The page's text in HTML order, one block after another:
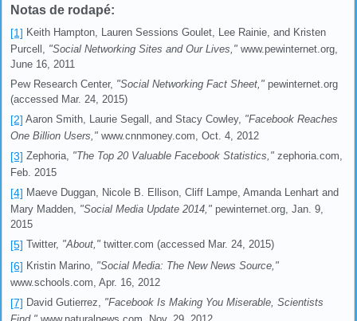
Notas de rodapé:
[1] Keith Hampton, Lauren Sessions Goulet, Lee Rainie, and Kristen
Purcell,
"Social Networking Sites and Our Lives," www.pewinternet.org,
June 16, 2011
Pew Research Center, "Social Networking Fact Sheet," pewinternet.org
(accessed Mar. 24, 2015)
[2] Aaron Smith, Laurie Segall, and Stacy Cowley, "Facebook Reaches
One Billion Users," www.cnnmoney.com, Oct. 4, 2012
[3] Zephoria, "The Top 20 Valuable Facebook Statistics," zephoria.com,
Feb. 2015
[4] Maeve Duggan, Nicole B. Ellison, Cliff Lampe, Amanda Lenhart and
Mary Madden, "Social Media Update 2014," pewinternet.org, Jan. 9,
2015
[5] Twitter, "About," twitter.com (accessed Mar. 24, 2015)
[6] Kristin Marino, "Social Media: The New News Source,"
www.schools.com, Apr. 16, 2012
[7] David Gutierrez,
"Facebook Is Making You Miserable, Scientists